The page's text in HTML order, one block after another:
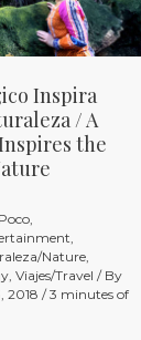
Inspira
/ A
the
Nature
Viajes/Travel / By
2018 /3 minutes of